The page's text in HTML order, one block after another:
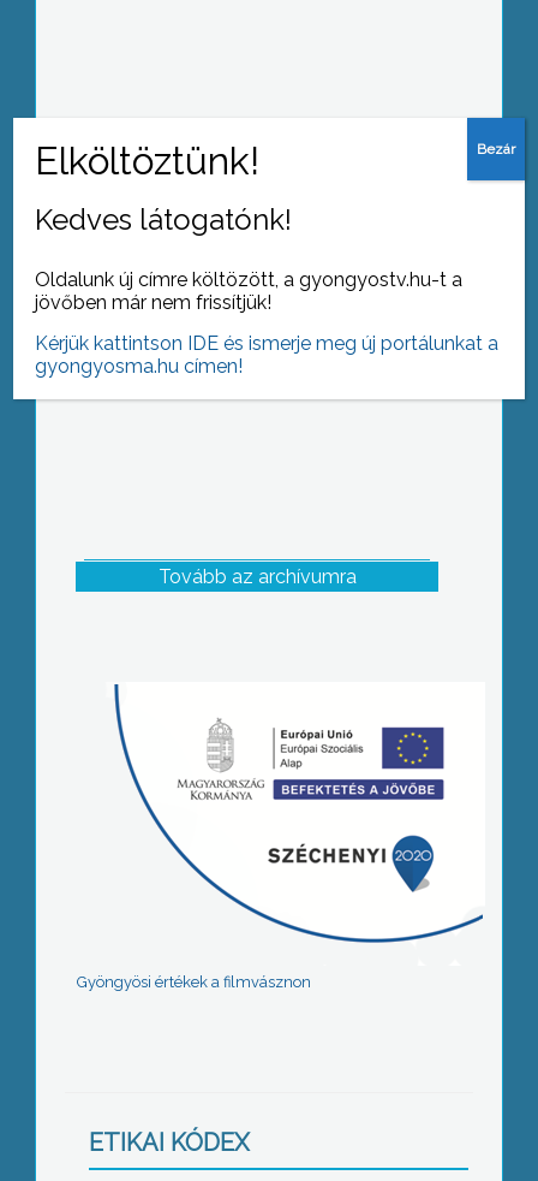
A jászberényi Hamza Stúdió alkotói
gyöngyösi Fő tér Galériában
Tovább az archívumra
Gyöngyösi értékek a filmvásznon
ETIKAI KÓDEX
Kedves látogatónk!
Oldalunk új címre költözött, a gyongyostv.hu-t a
jövőben már nem frissítjük!
Kérjük kattintson IDE és ismerje meg új portálunkat a
gyongyosma.hu címen!